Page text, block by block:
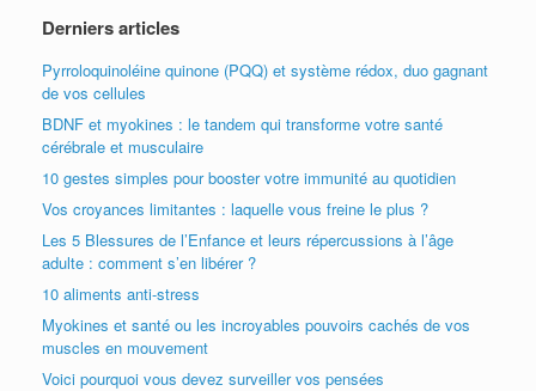
Derniers articles
Pyrroloquinoléine quinone (PQQ) et système rédox, duo gagnant
de vos cellules
BDNF et myokines : le tandem qui transforme votre santé
cérébrale et musculaire
10 gestes simples pour booster votre immunité au quotidien
Vos croyances limitantes : laquelle vous freine le plus ?
Les 5 Blessures de l’Enfance et leurs répercussions à l’âge
adulte : comment s’en libérer ?
10 aliments anti-stress
Myokines et santé ou les incroyables pouvoirs cachés de vos
muscles en mouvement
Voici pourquoi vous devez surveiller vos pensées